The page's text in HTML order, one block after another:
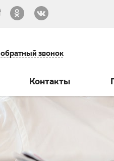
обратный звонок
Контакты